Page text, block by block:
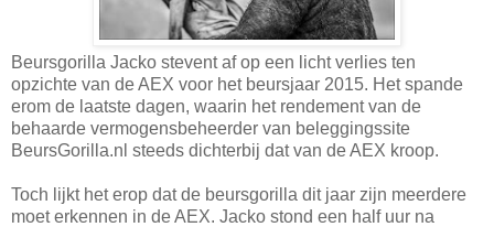
Beursgorilla Jacko stevent af op een licht verlies ten
opzichte van de AEX voor het beursjaar 2015. Het spande
erom de laatste dagen, waarin het rendement van de
behaarde vermogensbeheerder van beleggingssite
BeursGorilla.nl steeds dichterbij dat van de AEX kroop.
Toch lijkt het erop dat de beursgorilla dit jaar zijn meerdere
moet erkennen in de AEX. Jacko stond een half uur na